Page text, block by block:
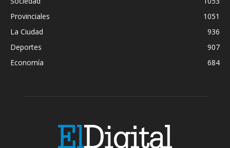
Provinciales
1051
La Ciudad
936
Deportes
907
Economía
684